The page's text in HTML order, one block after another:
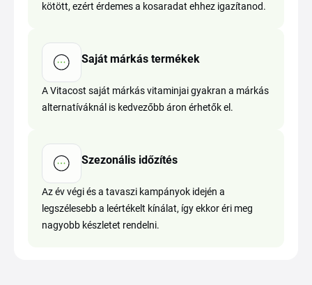
kötött, ezért érdemes a kosaradat ehhez igazítanod.
Saját márkás termékek
A Vitacost saját márkás vitaminjai gyakran a márkás
alternatíváknál is kedvezőbb áron érhetők el.
Szezonális időzítés
Az év végi és a tavaszi kampányok idején a
legszélesebb a leértékelt kínálat, így ekkor éri meg
nagyobb készletet rendelni.